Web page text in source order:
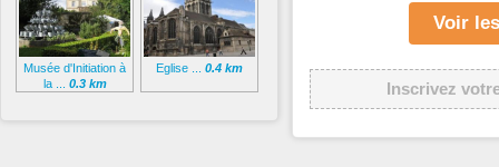
Voir
Inscrivez
Musée d'Initiation à
la ... 0.3 km
Eglise ... 0.4 km